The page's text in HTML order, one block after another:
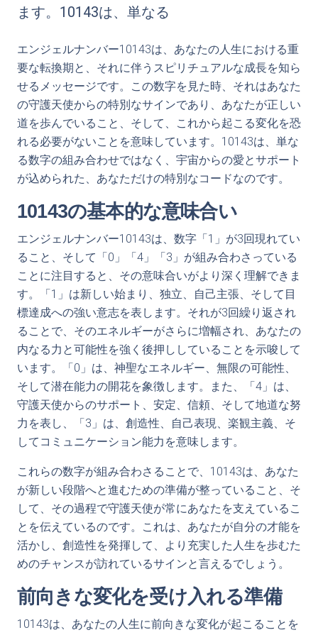
ます。10143は、単なる
エンジェルナンバー10143は、あなたの人生における重
要な転換期と、それに伴うスピリチュアルな成長を知ら
せるメッセージです。この数字を見た時、それはあなた
の守護天使からの特別なサインであり、あなたが正しい
道を歩んでいること、そして、これから起こる変化を恐
れる必要がないことを意味しています。10143は、単な
る数字の組み合わせではなく、宇宙からの愛とサポート
が込められた、あなただけの特別なコードなのです。
10143の基本的な意味合い
エンジェルナンバー10143は、数字「1」が3回現れてい
ること、そして「0」「4」「3」が組み合わさっている
ことに注目すると、その意味合いがより深く理解できま
す。「1」は新しい始まり、独立、自己主張、そして目
標達成への強い意志を表します。それが3回繰り返され
ることで、そのエネルギーがさらに増幅され、あなたの
内なる力と可能性を強く後押ししていることを示唆して
います。「0」は、神聖なエネルギー、無限の可能性、
そして潜在能力の開花を象徴します。また、「4」は、
守護天使からのサポート、安定、信頼、そして地道な努
力を表し、「3」は、創造性、自己表現、楽観主義、そ
してコミュニケーション能力を意味します。
これらの数字が組み合わさることで、10143は、あなた
が新しい段階へと進むための準備が整っていること、そ
して、その過程で守護天使が常にあなたを支えているこ
とを伝えているのです。これは、あなたが自分の才能を
活かし、創造性を発揮して、より充実した人生を歩むた
めのチャンスが訪れているサインと言えるでしょう。
前向きな変化を受け入れる準備
10143は、あなたの人生に前向きな変化が起こることを